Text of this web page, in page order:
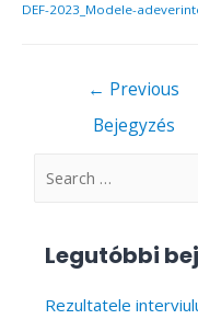
DEF-2023_Modele-
← Previous
Bejegyzés
S
c
Legutóbbi
Rezultatele